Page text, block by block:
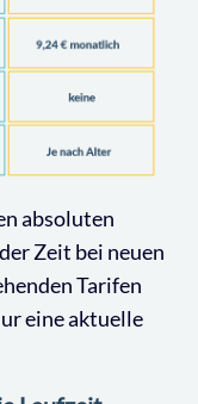
absoluten
Zeit bei neuen
Tarifen
eine aktuelle